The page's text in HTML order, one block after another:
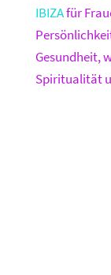
IBIZAfür
Gesundheit,
Spiritualität